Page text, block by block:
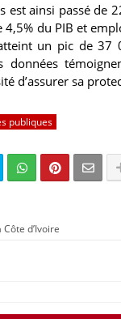
est ainsi passé de
4,5% du PIB et
un pic de 37
données
d’assurer sa
publiques
d’Ivoire